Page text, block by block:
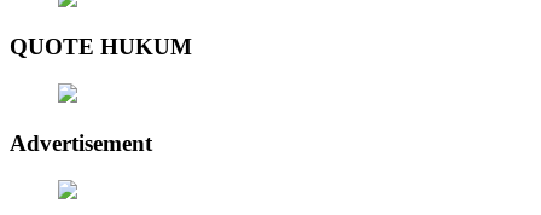
QUOTE HUKUM
Advertisement